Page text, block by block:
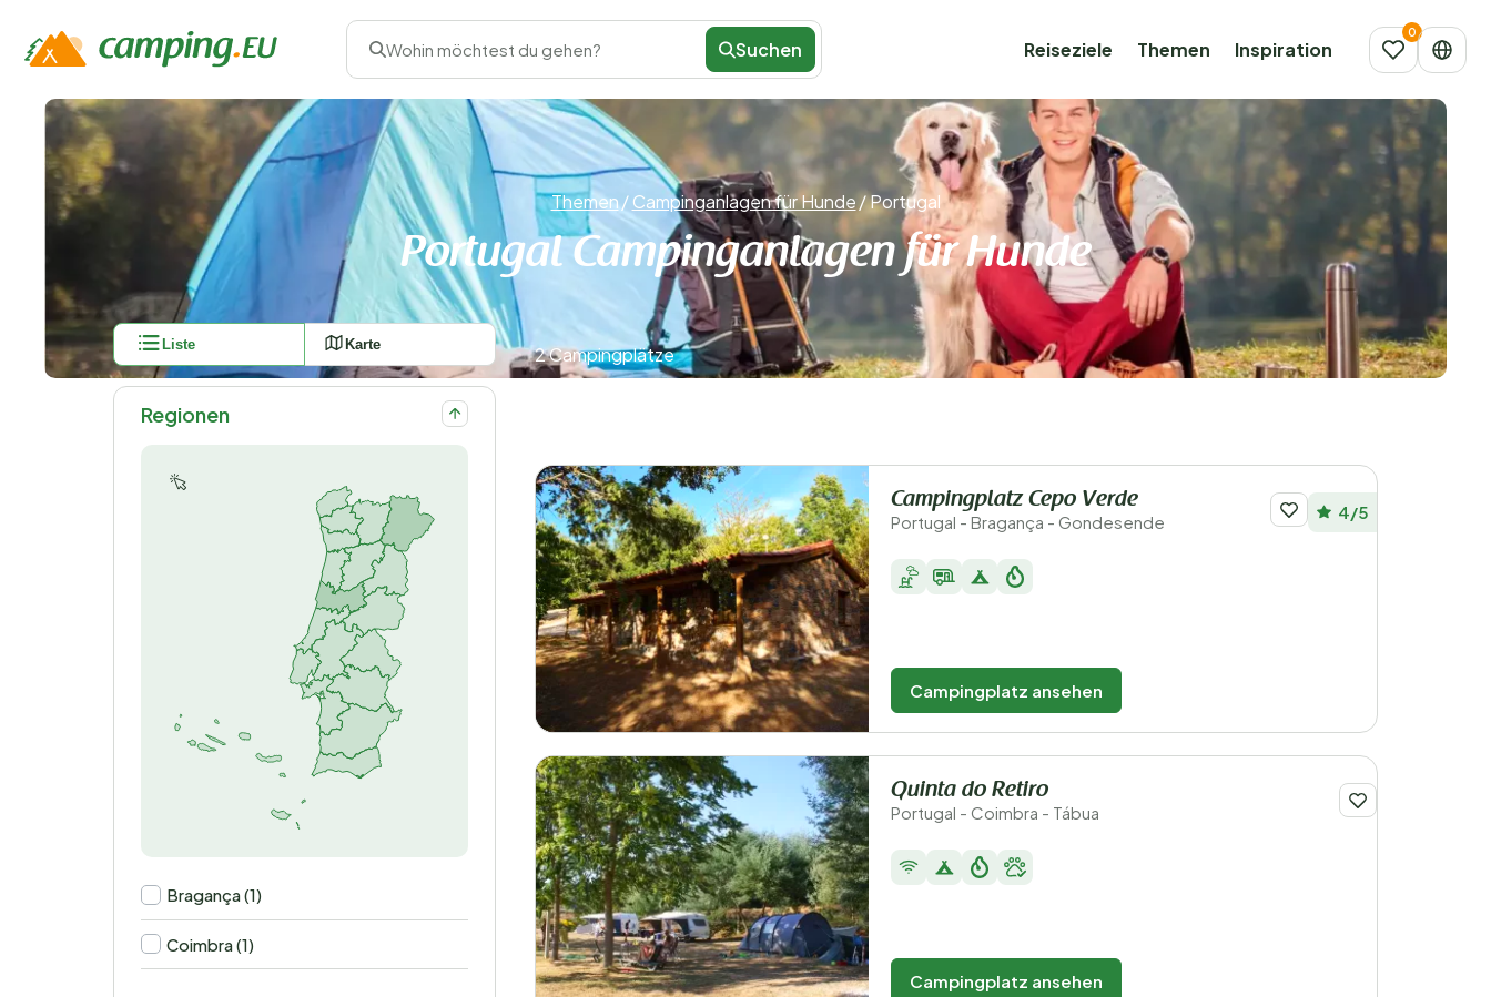
Wohin möchtest du gehen? Suchen Reiseziele Themen Inspiration
Themen/Campinganlagen für Hunde/Portugal
Portugal Campinganlagen für Hunde
Liste Karte
Regionen
Bragança (1)
Coimbra (1)
2 Campingplätze
Campingplatz Cepo Verde
Portugal - Bragança - Gondesende 4/5
Campingplatz ansehen
Quinta do Retiro
Portugal - Coimbra - Tábua
Campingplatz ansehen